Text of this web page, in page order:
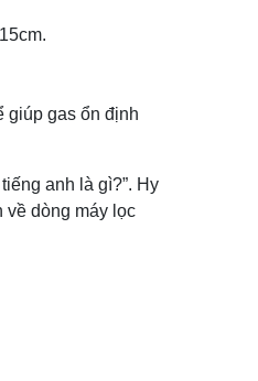
giúp gas ổn định
anh là gì?”. Hy
về dòng máy lọc